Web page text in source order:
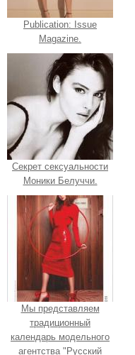
Publication: Issue
Magazine.
Секрет сексуальности
Моники Белуччи.
Мы представляем
традиционный
календарь модельного
агентства "Русский